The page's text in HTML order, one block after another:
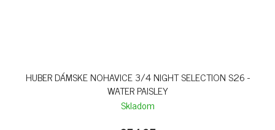
HUBER DÁMSKE NOHAVICE 3/4 NIGHT SELECTION S26 -
WATER PAISLEY
Skladom